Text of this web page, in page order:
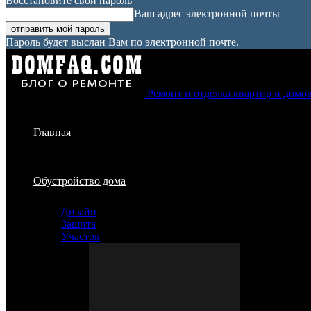
Ваш адрес электронной почты
Пароль будет выслан Вам по электронной почте.
Ремонт и отделка квартир и
Главная
Обустройство дома
Дизайн
Защита
Участок